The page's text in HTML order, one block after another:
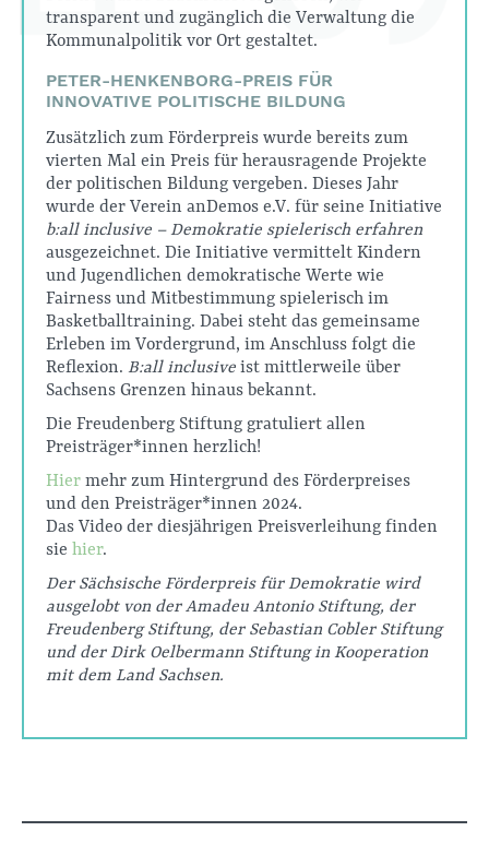
transparent und zugänglich die Verwaltung die
Kommunalpolitik vor Ort gestaltet.
PETER-HENKENBORG-PREIS FÜR
INNOVATIVE POLITISCHE BILDUNG
Zusätzlich zum Förderpreis wurde bereits zum
vierten Mal ein Preis für herausragende Projekte
der politischen Bildung vergeben. Dieses Jahr
wurde der Verein anDemos e.V. für seine Initiative
b:all inclusive – Demokratie spielerisch erfahren
ausgezeichnet. Die Initiative vermittelt Kindern
und Jugendlichen demokratische Werte wie
Fairness und Mitbestimmung spielerisch im
Basketballtraining. Dabei steht das gemeinsame
Erleben im Vordergrund, im Anschluss folgt die
Reflexion. B:all inclusive ist mittlerweile über
Sachsens Grenzen hinaus bekannt.
Die Freudenberg Stiftung gratuliert allen
Preisträger*innen herzlich!
Hier mehr zum Hintergrund des Förderpreises
und den Preisträger*innen 2024.
Das Video der diesjährigen Preisverleihung finden
sie hier.
Der Sächsische Förderpreis für Demokratie wird
ausgelobt von der Amadeu Antonio Stiftung, der
Freudenberg Stiftung, der Sebastian Cobler Stiftung
und der Dirk Oelbermann Stiftung in Kooperation
mit dem Land Sachsen.